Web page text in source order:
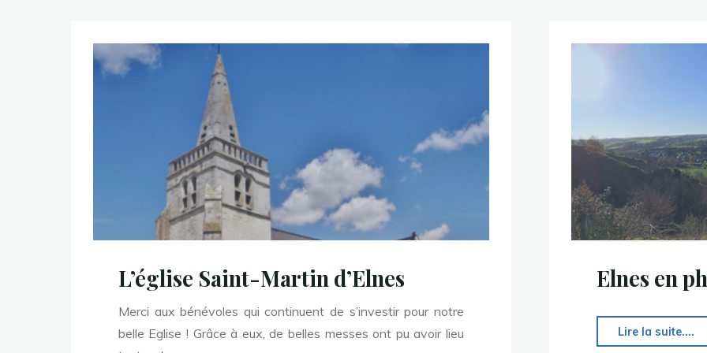
L’église Saint-Martin d’Elnes
Merci aux bénévoles qui continuent de s’investir pour notre
belle Eglise ! Grâce à eux, de belles messes ont pu avoir lieu
Elnes en
Lire la suite....